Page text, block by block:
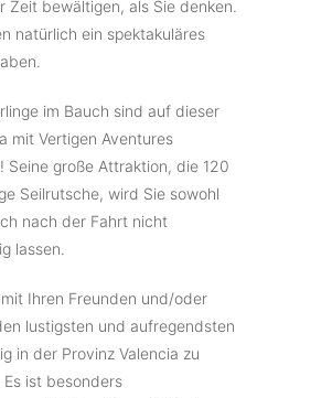
Zeit bewältigen, als Sie denken.
natürlich ein spektakuläres
im Bauch sind auf dieser
mit Vertigen Aventures
Seine große Attraktion, die 120
Seilrutsche, wird Sie sowohl
nach der Fahrt nicht
lassen.
Ihren Freunden und/oder
lustigsten und aufregendsten
in der Provinz Valencia zu
Es ist besonders